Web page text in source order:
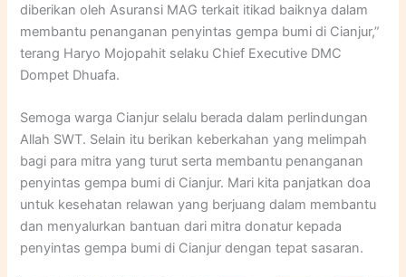
diberikan oleh Asuransi MAG terkait itikad baiknya dalam
membantu penanganan penyintas gempa bumi di Cianjur,”
terang Haryo Mojopahit selaku Chief Executive DMC
Dompet Dhuafa.
Semoga warga Cianjur selalu berada dalam perlindungan
Allah SWT. Selain itu berikan keberkahan yang melimpah
bagi para mitra yang turut serta membantu penanganan
penyintas gempa bumi di Cianjur. Mari kita panjatkan doa
untuk kesehatan relawan yang berjuang dalam membantu
dan menyalurkan bantuan dari mitra donatur kepada
penyintas gempa bumi di Cianjur dengan tepat sasaran.